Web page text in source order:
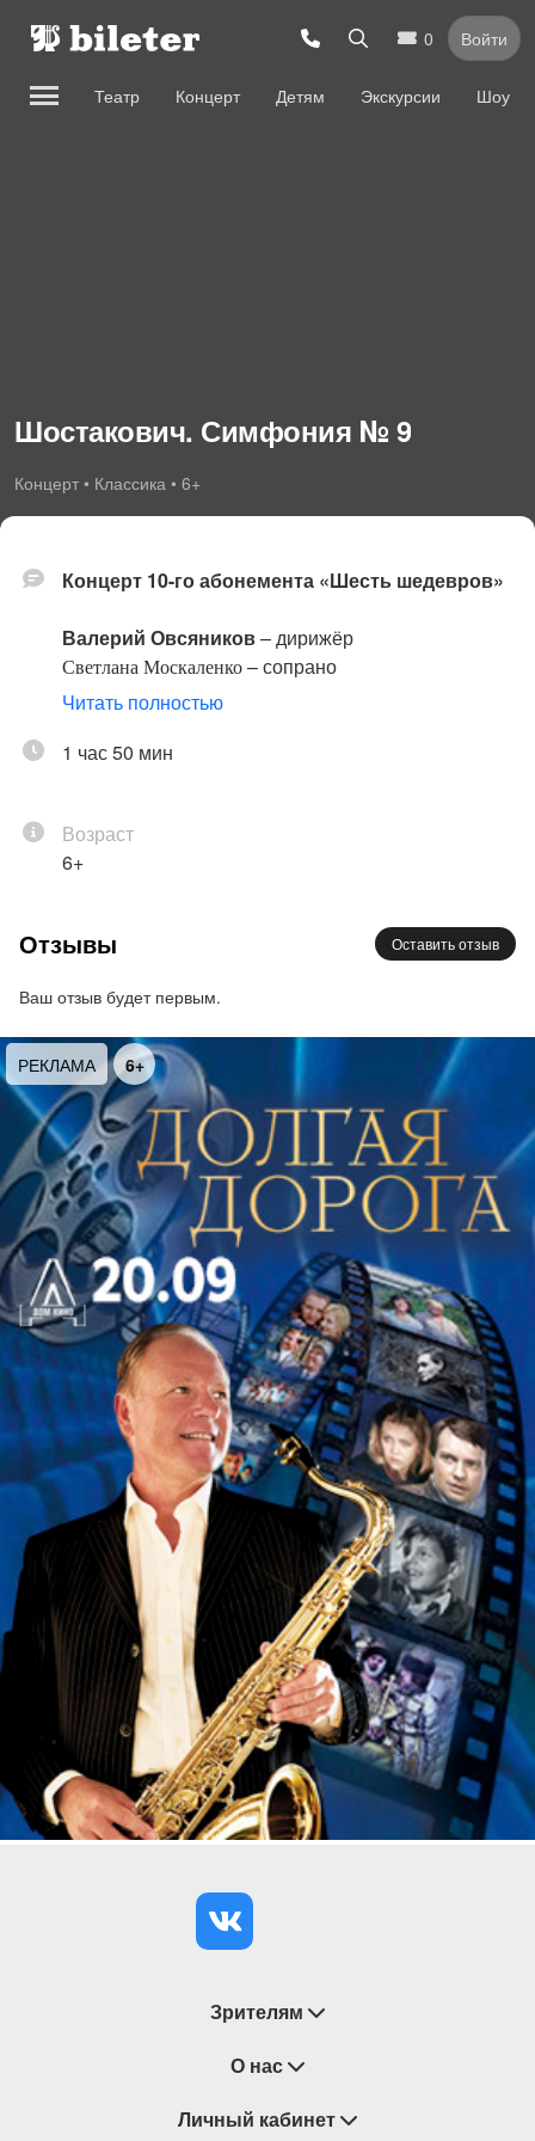
0 Войти
Театр Концерт Детям Экскурсии Шоу
Шостакович. Симфония № 9
Концерт • Классика • 6+
Концерт 10-го абонемента «Шесть шедевров»
Валерий Овсяников– дирижёр
Светлана Москаленко – сопрано
Наталия Энтелис
филармонии
Хачатурян
«Маскарад», сюита из музыки к драме
Глиэр
оркестром
Шостакович
Симфония № 9
Продолжительность концерта:
1 час 50 минутс одним антрактом
Читать полностью
1 час 50 мин
Возраст
6+
Отзывы Оставить отзыв
Ваш отзыв будет первым.
6+
Зрителям
Восстановление билетов
Замена / Отмена / Перенос мероприятий
О нас
О компании
Личный кабинет